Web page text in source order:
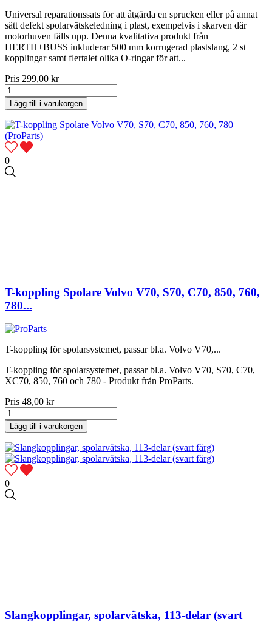
Universal reparationssats för att åtgärda en sprucken eller på annat
sätt defekt spolarvätskeledning i plast, exempelvis i skarven där
motorhuven fälls upp. Denna kvalitativa produkt från
HERTH+BUSS inkluderar 500 mm korrugerad plastslang, 2 st
kopplingar samt flertalet olika O-ringar för att...
Pris 299,00 kr
Lägg till i varukorgen
0
T-koppling Spolare Volvo V70, S70, C70, 850, 760,
780...
T-koppling för spolarsystemet, passar bl.a. Volvo V70,...
T-koppling för spolarsystemet, passar bl.a. Volvo V70, S70, C70,
XC70, 850, 760 och 780 - Produkt från ProParts.
Pris 48,00 kr
Lägg till i varukorgen
0
Slangkopplingar, spolarvätska, 113-delar (svart